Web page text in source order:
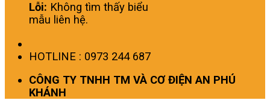
Lỗi: Không tìm thấy biểu
mẫu liên hệ.
HOTLINE : 0973 244 687
CÔNG TY TNHH TM VÀ CƠ ĐIỆN AN PHÚ
KHÁNH